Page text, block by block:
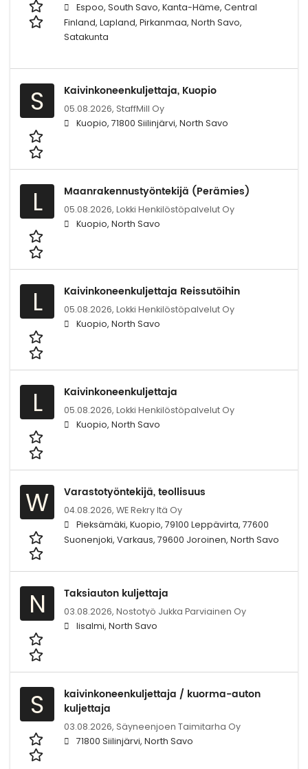
Espoo, South Savo, Kanta-Häme, Central
Finland, Lapland, Pirkanmaa, North Savo,
Satakunta
S Kaivinkoneenkuljettaja, Kuopio
05.08.2026, StaffMill Oy
Kuopio, 71800 Siilinjärvi, North Savo
L Maanrakennustyöntekijä (Perämies)
05.08.2026, Lokki Henkilöstöpalvelut Oy
Kuopio, North Savo
L Kaivinkoneenkuljettaja Reissutöihin
05.08.2026, Lokki Henkilöstöpalvelut Oy
Kuopio, North Savo
L Kaivinkoneenkuljettaja
05.08.2026, Lokki Henkilöstöpalvelut Oy
Kuopio, North Savo
W Varastotyöntekijä, teollisuus
04.08.2026, WE Rekry Itä Oy
Pieksämäki, Kuopio, 79100 Leppävirta, 77600
Suonenjoki, Varkaus, 79600 Joroinen, North Savo
N Taksiauton kuljettaja
03.08.2026, Nostotyö Jukka Parviainen Oy
Iisalmi, North Savo
S
kaivinkoneenkuljettaja / kuorma-auton
kuljettaja
03.08.2026, Säyneenjoen Taimitarha Oy
71800 Siilinjärvi, North Savo